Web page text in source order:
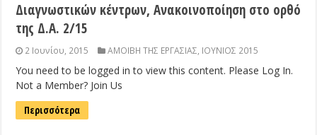
Διαγνωστικών κέντρων, Ανακοινοποίηση στο ορθό
της Δ.Α. 2/15
2 Ιουνίου, 2015 ΑΜΟΙΒΗ ΤΗΣ ΕΡΓΑΣΙΑΣ, ΙΟΥΝΙΟΣ 2015
You need to be logged in to view this content. Please Log In.
Not a Member? Join Us
Περισσότερα